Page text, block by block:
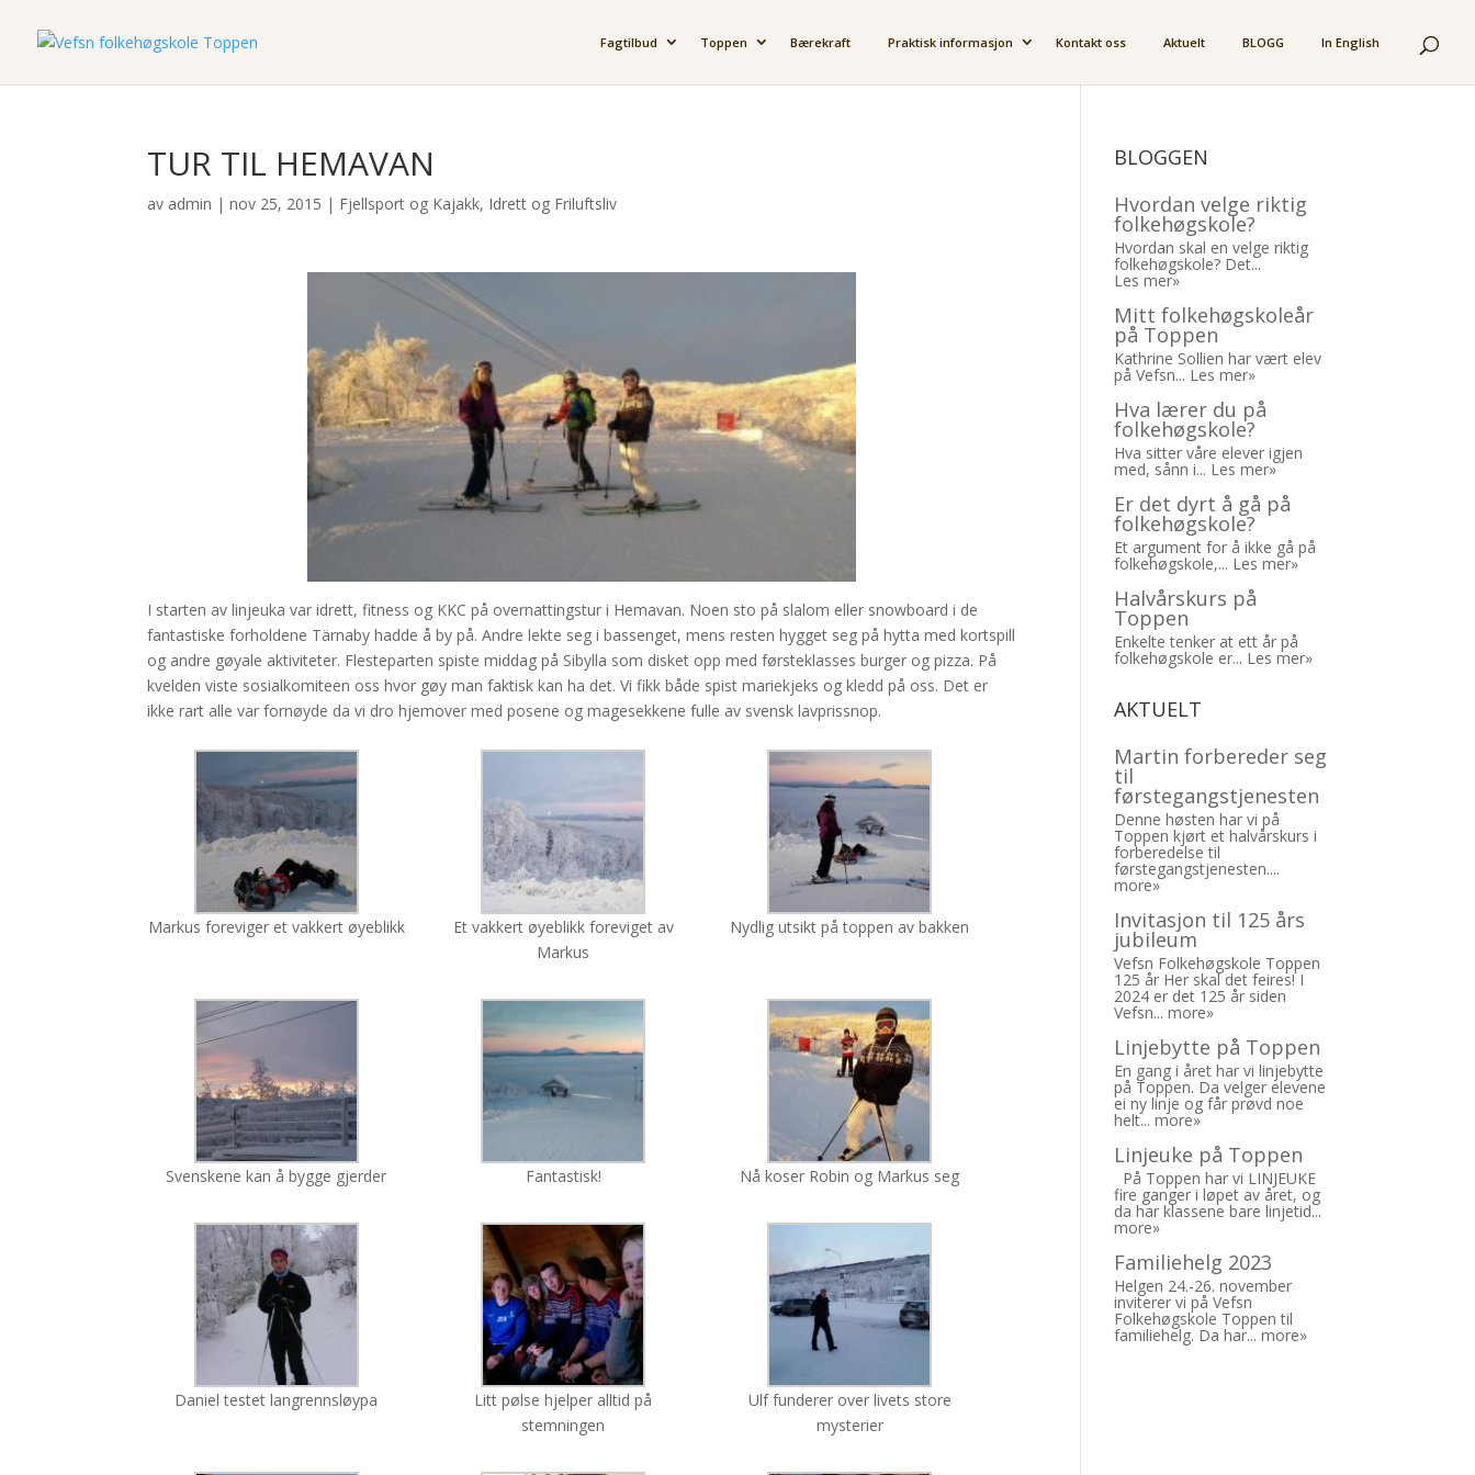
Fagtilbud Toppen Bærekraft Praktisk informasjon Kontakt oss Aktuelt BLOGG In English
TUR TIL HEMAVAN
av admin |nov 25, 2015 | Fjellsport og Kajakk, Idrett og Friluftsliv
I starten av linjeuka var idrett, fitness og KKC på overnattingstur i Hemavan. Noen sto på slalom eller snowboard i de
fantastiske forholdene Tärnaby hadde å by på. Andre lekte seg i bassenget, mens resten hygget seg på hytta med kortspill
og andre gøyale aktiviteter. Flesteparten spiste middag på Sibylla som disket opp med førsteklasses burger og pizza. På
kvelden viste sosialkomiteen oss hvor gøy man faktisk kan ha det. Vi fikk både spist mariekjeks og kledd på oss. Det er
ikke rart alle var fornøyde da vi dro hjemover med posene og magesekkene fulle av svensk lavprissnop.
Markus foreviger et vakkert øyeblikk
Et vakkert øyeblikk foreviget av
Markus
Nydlig utsikt på toppen av bakken
Svenskene kan å bygge gjerder Fantastisk! Nå koser Robin og Markus seg
Daniel testet langrennsløypa
Litt pølse hjelper alltid på
stemningen
Ulf funderer over livets store
mysterier
BLOGGEN
Hvordan velge riktig
folkehøgskole?
Hvordan skal en velge riktig
folkehøgskole? Det...
Les mer»
Mitt folkehøgskoleår
på Toppen
Kathrine Sollien har vært elev
på Vefsn... Les mer»
Hva lærer du på
folkehøgskole?
Hva sitter våre elever igjen
med, sånn i... Les mer»
Er det dyrt å gå på
folkehøgskole?
Et argument for å ikke gå på
folkehøgskole,... Les mer»
Halvårskurs på
Toppen
Enkelte tenker at ett år på
folkehøgskole er... Les mer»
AKTUELT
Martin forbereder seg
til
førstegangstjenesten
Denne høsten har vi på
Toppen kjørt et halvårskurs i
forberedelse til
førstegangstjenesten....
more»
Invitasjon til 125 års
jubileum
Vefsn Folkehøgskole Toppen
125 år Her skal det feires! I
2024 er det 125 år siden
Vefsn...more»
Linjebytte på Toppen
En gang i året har vi linjebytte
på Toppen. Da velger elevene
ei ny linje og får prøvd noe
helt...more»
Linjeuke på Toppen
På Toppen har vi LINJEUKE
fire ganger i løpet av året, og
da har klassene bare linjetid...
more»
Familiehelg 2023
Helgen 24.-26. november
inviterer vi på Vefsn
Folkehøgskole Toppen til
familiehelg. Da har...more»